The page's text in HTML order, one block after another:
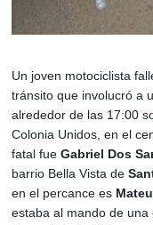
Un joven motociclista
tránsito que involucró a
alrededor de las 17:00
Colonia Unidos, en el
fatal fue Gabriel Dos
barrio Bella Vista de
en el percance es
estaba al mando de una